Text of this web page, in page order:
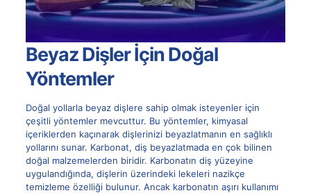
Beyaz Dişler İçin Doğal
Yöntemler
Doğal yollarla beyaz dişlere sahip olmak isteyenler için
çeşitli yöntemler mevcuttur. Bu yöntemler, kimyasal
içeriklerden kaçınarak dişlerinizi beyazlatmanın en sağlıklı
yollarını sunar. Karbonat, diş beyazlatmada en çok bilinen
doğal malzemelerden biridir. Karbonatın diş yüzeyine
uygulandığında, dişlerin üzerindeki lekeleri nazikçe
temizleme özelliği bulunur. Ancak karbonatın aşırı kullanımı